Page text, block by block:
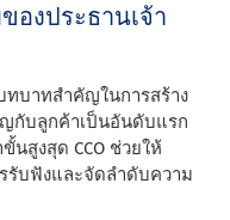
องประธานเจ้า
ทบาทสําคัญในการสร้าง
กับลูกค้าเป็นอันดับแรก
สูงสุด CCO ช่วยให้
รับฟังและจัดลําดับความ